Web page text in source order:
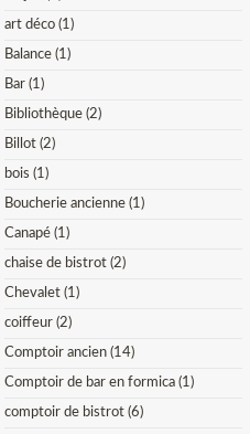
art déco (1)
Balance (1)
Bar (1)
Bibliothèque (2)
Billot (2)
bois (1)
Boucherie ancienne (1)
Canapé (1)
chaise de bistrot (2)
Chevalet (1)
coiffeur (2)
Comptoir ancien (14)
Comptoir de bar en formica (1)
comptoir de bistrot (6)